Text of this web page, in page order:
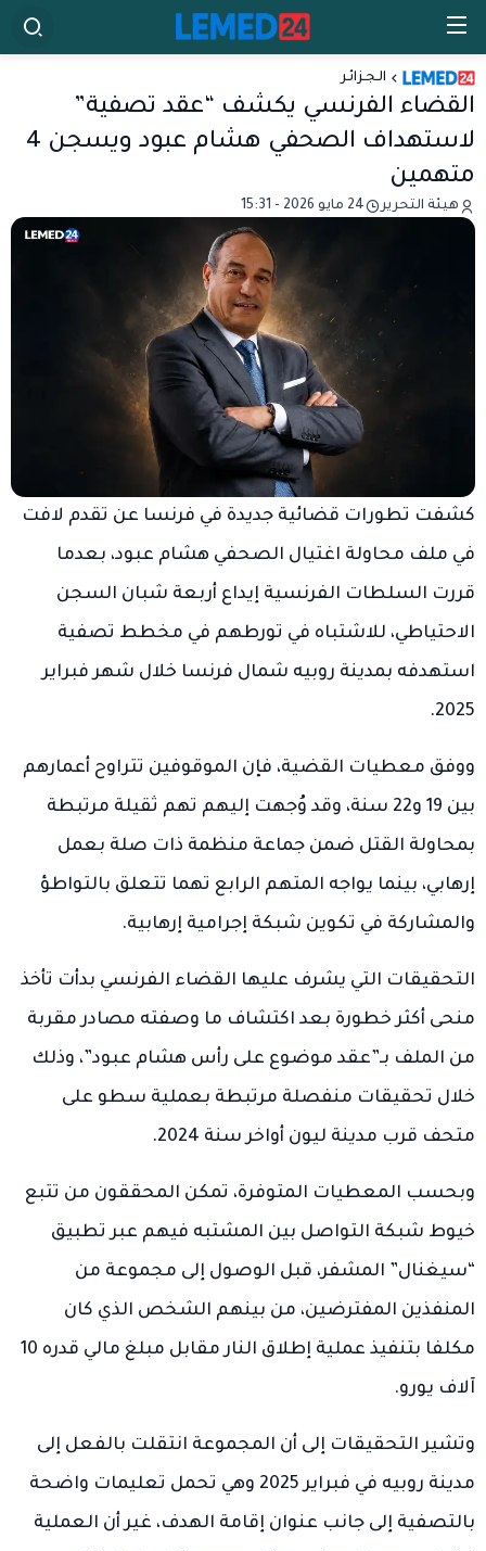
الـجـزائـر
القضاء الفرنسي يكشف “عقد تصفية”
لاستهداف الصحفي هشام عبود ويسجن 4
متهمين
هيئة التحرير 24 مايو 2026 - 15:31
كشفت تطورات قضائية جديدة في فرنسا عن تقدم لافت
في ملف محاولة اغتيال الصحفي هشام عبود، بعدما
قررت السلطات الفرنسية إيداع أربعة شبان السجن
الاحتياطي، للاشتباه في تورطهم في مخطط تصفية
استهدفه بمدينة روبيه شمال فرنسا خلال شهر فبراير
2025.
ووفق معطيات القضية، فإن الموقوفين تتراوح أعمارهم
بين 19 و22 سنة، وقد وُجهت إليهم تهم ثقيلة مرتبطة
بمحاولة القتل ضمن جماعة منظمة ذات صلة بعمل
إرهابي، بينما يواجه المتهم الرابع تهما تتعلق بالتواطؤ
والمشاركة في تكوين شبكة إجرامية إرهابية.
التحقيقات التي يشرف عليها القضاء الفرنسي بدأت تأخذ
منحى أكثر خطورة بعد اكتشاف ما وصفته مصادر مقربة
من الملف بـ”عقد موضوع على رأس هشام عبود”، وذلك
خلال تحقيقات منفصلة مرتبطة بعملية سطو على
متحف قرب مدينة ليون أواخر سنة 2024.
وبحسب المعطيات المتوفرة، تمكن المحققون من تتبع
خيوط شبكة التواصل بين المشتبه فيهم عبر تطبيق
“سيغنال” المشفر، قبل الوصول إلى مجموعة من
المنفذين المفترضين، من بينهم الشخص الذي كان
مكلفا بتنفيذ عملية إطلاق النار مقابل مبلغ مالي قدره 10
آلاف يورو.
وتشير التحقيقات إلى أن المجموعة انتقلت بالفعل إلى
مدينة روبيه في فبراير 2025 وهي تحمل تعليمات واضحة
بالتصفية إلى جانب عنوان إقامة الهدف، غير أن العملية